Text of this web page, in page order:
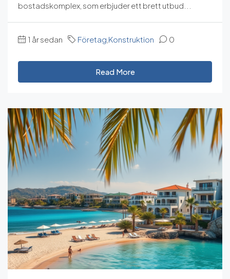
bostadskomplex, som erbjuder ett brett utbud...
1 år sedan Företag Konstruktion 0
Read More